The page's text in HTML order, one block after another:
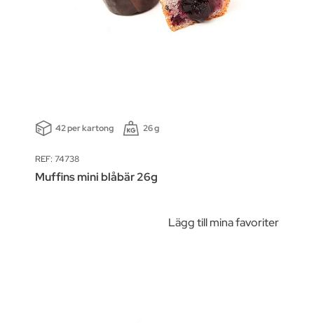
42 per kartong 26 g
REF: 74738
Muffins mini blåbär 26g
Lägg till mina favoriter